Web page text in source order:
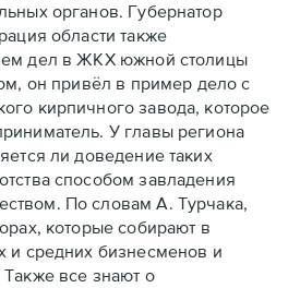
органов. Губернатор
области также
дел в ЖКХ южной столицы
он привёл в пример дело с
кирпичного завода, которое
У главы региона
ли доведение таких
способом завладения
По словам А. Турчака,
которые собирают в
и средних бизнесменов и
все знают о